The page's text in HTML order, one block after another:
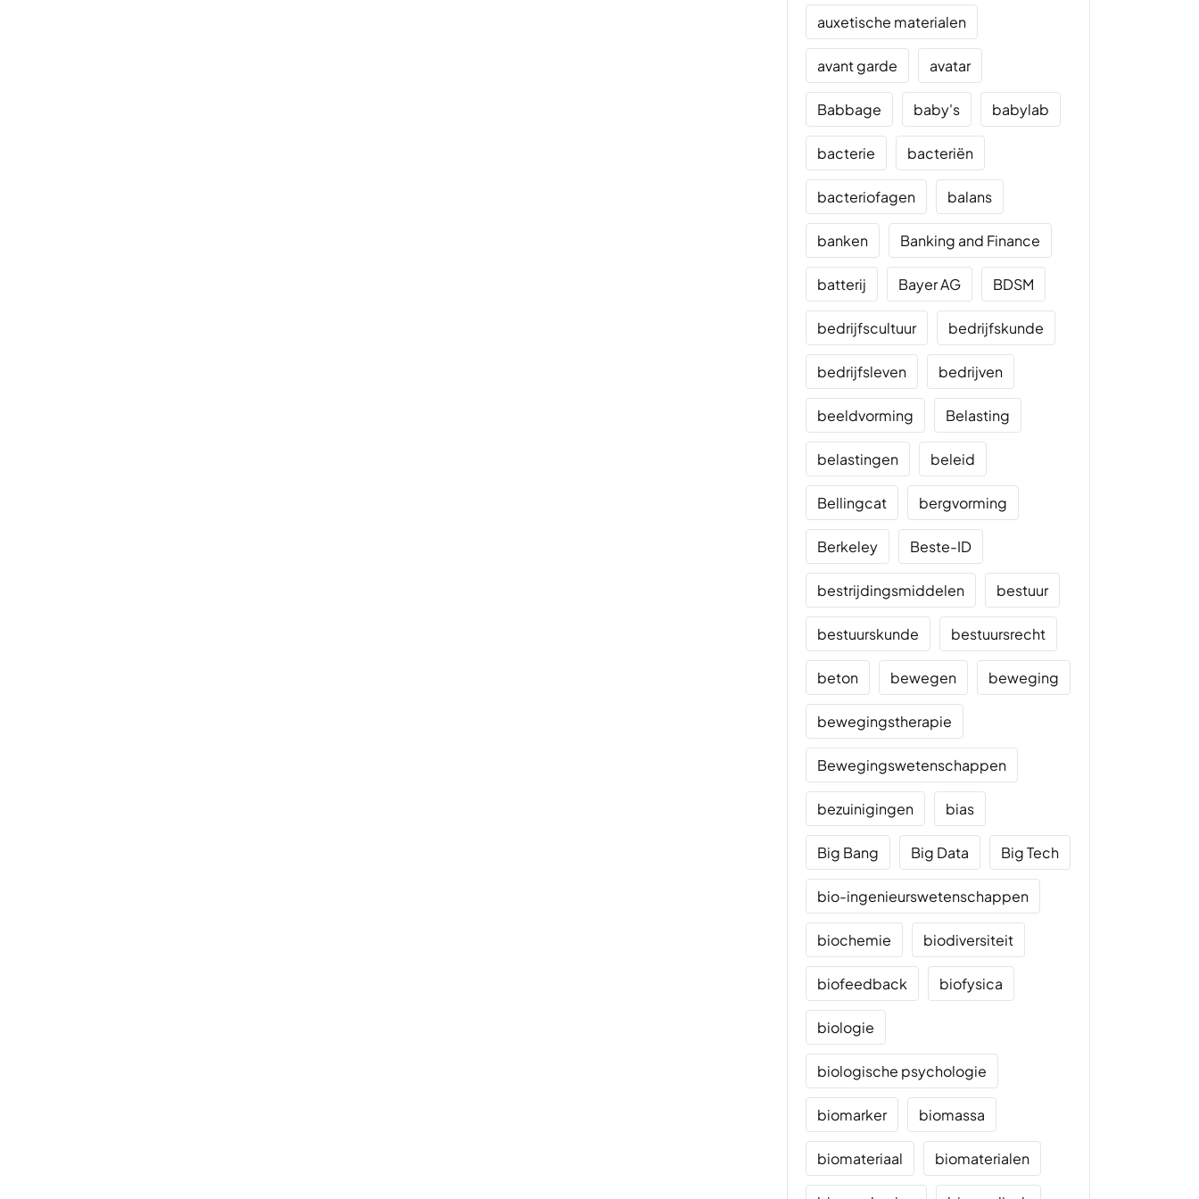
auxetische materialen
avant garde avatar
Babbage baby's babylab
bacterie bacteriën
bacteriofagen balans
banken Banking and Finance
batterij Bayer AG BDSM
bedrijfscultuur bedrijfskunde
bedrijfsleven bedrijven
beeldvorming Belasting
belastingen beleid
Bellingcat bergvorming
Berkeley Beste-ID
bestrijdingsmiddelen bestuur
bestuurskunde bestuursrecht
beton bewegen beweging
bewegingstherapie
Bewegingswetenschappen
bezuinigingen bias
Big Bang Big Data Big Tech
bio-ingenieurswetenschappen
biochemie biodiversiteit
biofeedback biofysica
biologie
biologische psychologie
biomarker biomassa
biomateriaal biomaterialen